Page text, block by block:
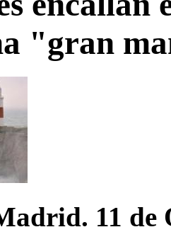
"gran
11 de